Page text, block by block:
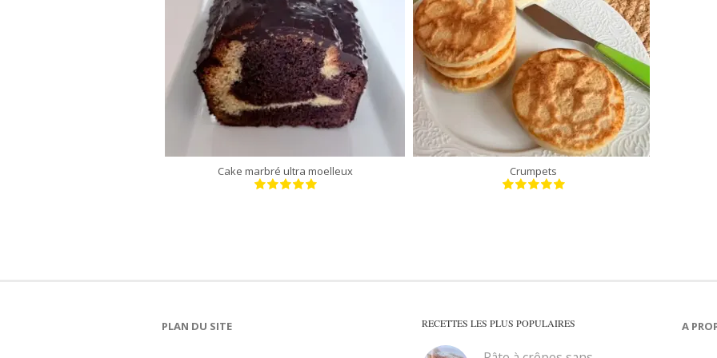
moule de 24 cm
35 Min
Cake marbré ultra moelleux
12 crumpets
30 Min
Crumpets
PLAN DU SITE RECETTES LES PLUS POPULAIRES A